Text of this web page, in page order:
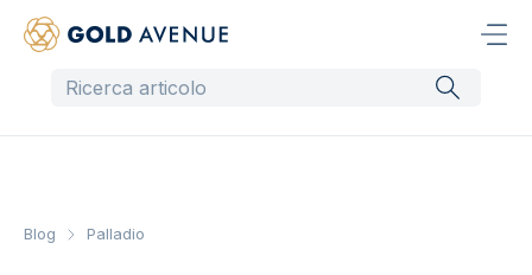
Blog Palladio